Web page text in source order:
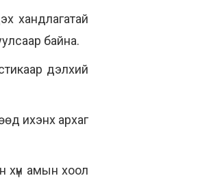
хандлагатай
байна.
дэлхий
ихэнх архаг
хүн амын хоол